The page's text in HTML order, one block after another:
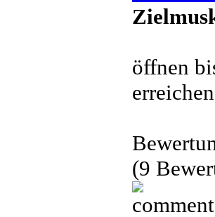
öffnen
(9